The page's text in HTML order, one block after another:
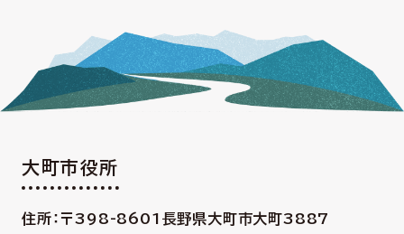
大町市役所
住所：〒398-8601 長野県大町市大町3887